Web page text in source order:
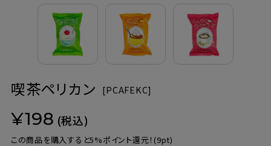
NEWS一覧
利用規約
喫茶ペリカン [PCAFEKC]
¥198 (税込)
この商品を購入すると5%ポイント還元！ (9pt)